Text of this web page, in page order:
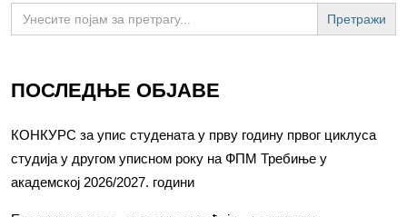
Search
for:
ПОСЛЕДЊЕ ОБЈАВЕ
КОНКУРС за упис студената у прву годину првог циклуса
студија у другом уписном року на ФПМ Требиње у
академској 2026/2027. години